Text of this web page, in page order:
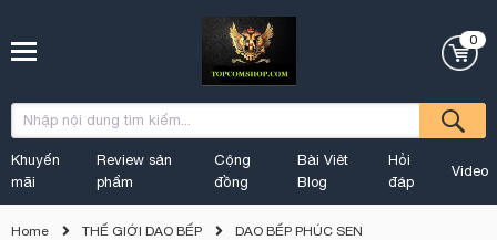
0
Khuyến
mãi
Review sản
phẩm
Cộng
đồng
Bài Viêt
Blog
Hỏi
đáp
Video
Home THẾ GIỚI DAO BẾP DAO BẾP PHÚC SEN